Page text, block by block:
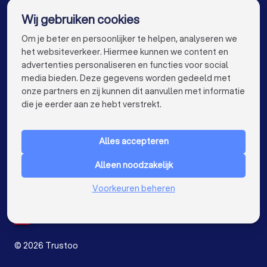
Klusjesmannen in Lemelerveld
Meubelmakers in Amsterdam
Meubelmakers in Rotterdam
Meubelmakers in Den Haag
Meubelmakers in Utrecht
Meubelmakers in Tilburg
Meubelmakers in Groningen
Meubelmakers in Almere
Meubelmakers in Breda
VOOR PARTICULIEREN keyboard_arrow_down
Nederland
© 2026 Trustoo
Wij gebruiken cookies
Om je beter en persoonlijker te helpen, analyseren we
het websiteverkeer. Hiermee kunnen we content en
advertenties personaliseren en functies voor social
media bieden. Deze gegevens worden gedeeld met
onze partners en zij kunnen dit aanvullen met informatie
die je eerder aan ze hebt verstrekt.
Alles accepteren
Alleen noodzakelijk
Voorkeuren beheren